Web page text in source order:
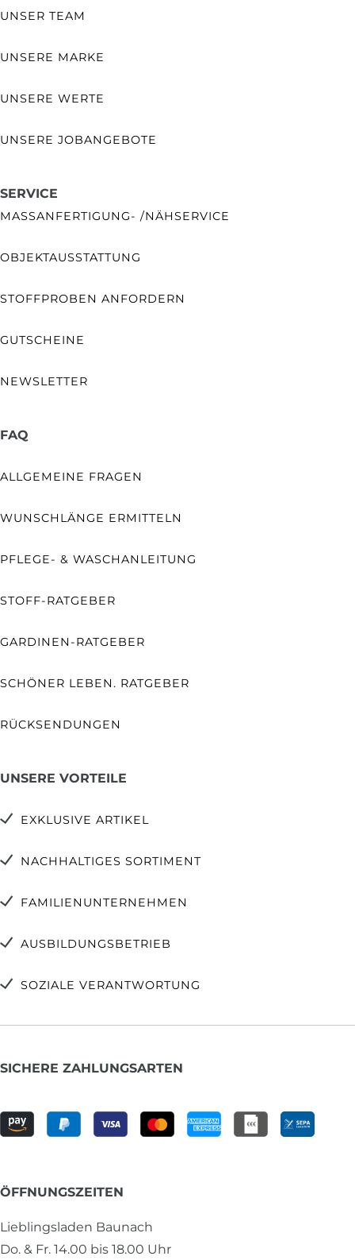
UNSER TEAM
UNSERE MARKE
UNSERE WERTE
UNSERE JOBANGEBOTE
SERVICE
MASSANFERTIGUNG- /NÄHSERVICE
OBJEKTAUSSTATTUNG
STOFFPROBEN ANFORDERN
GUTSCHEINE
NEWSLETTER
FAQ
ALLGEMEINE FRAGEN
WUNSCHLÄNGE ERMITTELN
PFLEGE- & WASCHANLEITUNG
STOFF-RATGEBER
GARDINEN-RATGEBER
SCHÖNER LEBEN. RATGEBER
RÜCKSENDUNGEN
UNSERE VORTEILE
EXKLUSIVE ARTIKEL
NACHHALTIGES SORTIMENT
FAMILIENUNTERNEHMEN
AUSBILDUNGSBETRIEB
SOZIALE VERANTWORTUNG
SICHERE ZAHLUNGSARTEN
ÖFFNUNGSZEITEN
Lieblingsladen Baunach
Do. & Fr. 14.00 bis 18.00 Uhr